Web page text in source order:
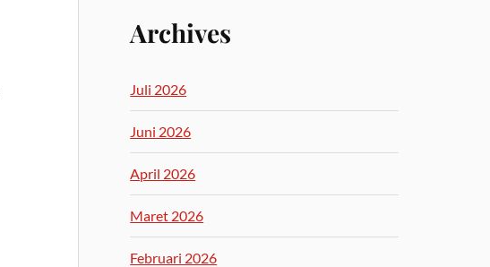
Archives
Juli 2026
Juni 2026
April 2026
Maret 2026
Februari 2026